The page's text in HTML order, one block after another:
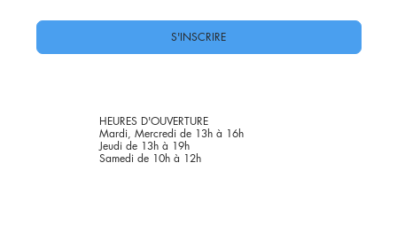
S'INSCRIRE
HEURES D'OUVERTURE
Mardi, Mercredi de 13h à 16h
Jeudi de 13h à 19h
Samedi de 10h à 12h